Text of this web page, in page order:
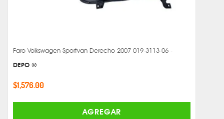
Faro Volkswagen Sportvan Derecho 2007 019-3113-06 -
DEPO ®
$1,576.00
AGREGAR